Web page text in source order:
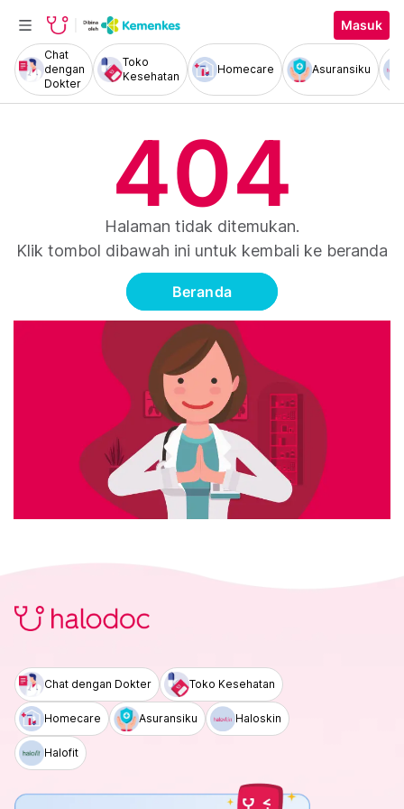
Masuk
Chat
dengan
Dokter
Toko
Kesehatan
Homecare Asuransiku
404
Halaman tidak ditemukan.
Klik tombol dibawah ini untuk kembali ke beranda
Beranda
Chat dengan Dokter Toko Kesehatan
Homecare Asuransiku Haloskin
Halofit